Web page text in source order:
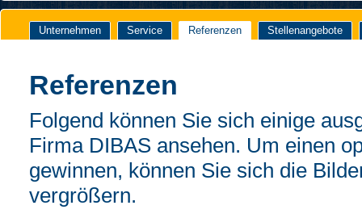
Unternehmen Service Referenzen Stellenangebote
Referenzen
Folgend können Sie sich einige
Firma DIBAS ansehen. Um einen
gewinnen, können Sie sich die
vergrößern.